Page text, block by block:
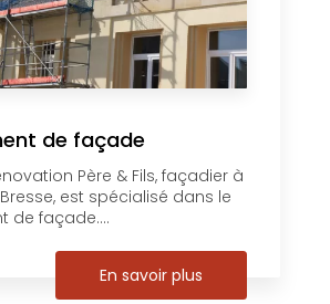
de façade
Père & Fils, façadier à
est spécialisé dans le
de façade....
En savoir plus